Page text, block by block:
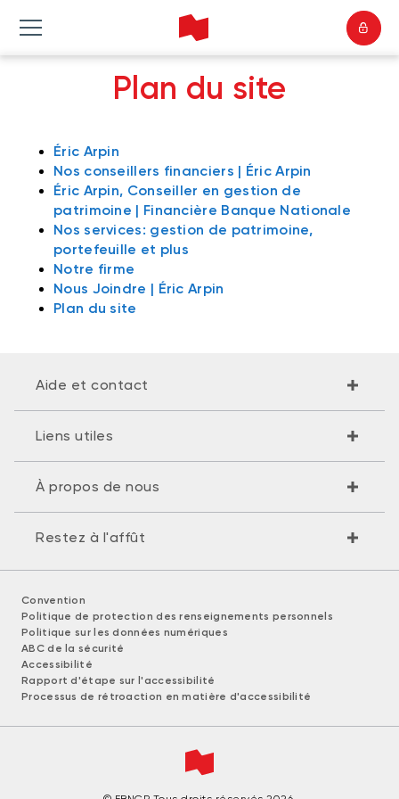
Plan du site
Éric Arpin
Nos conseillers financiers | Éric Arpin
Éric Arpin, Conseiller en gestion de
patrimoine | Financière Banque Nationale
Nos services: gestion de patrimoine,
portefeuille et plus
Notre firme
Nous Joindre | Éric Arpin
Plan du site
Aide et contact
Liens utiles
À propos de nous
Restez à l'affût
Convention
Politique de protection des renseignements personnels
Politique sur les données numériques
ABC de la sécurité
Accessibilité
Rapport d'étape sur l'accessibilité
Processus de rétroaction en matière d'accessibilité